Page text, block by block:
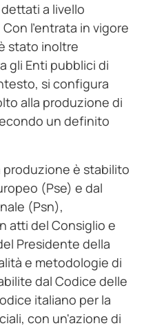
a livello
l'entrata in vigore
stato inoltre
gli Enti pubblici di
si configura
alla produzione di
un definito
è stabilito
(Pse) e dal
(Psn),
atti del Consiglio e
Presidente della
e metodologie di
dal Codice delle
italiano per la
con un'azione di